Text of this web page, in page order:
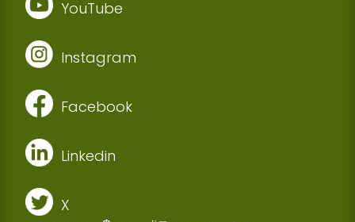
YouTube
Instagram
Facebook
Linkedin
X